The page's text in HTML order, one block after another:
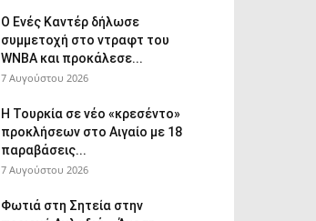
Ο Ενές Καντέρ δήλωσε
συμμετοχή στο ντραφτ του
WNBA και προκάλεσε...
7 Αυγούστου 2026
Η Τουρκία σε νέο «κρεσέντο»
προκλήσεων στο Αιγαίο με 18
παραβάσεις...
7 Αυγούστου 2026
Φωτιά στη Σητεία στην